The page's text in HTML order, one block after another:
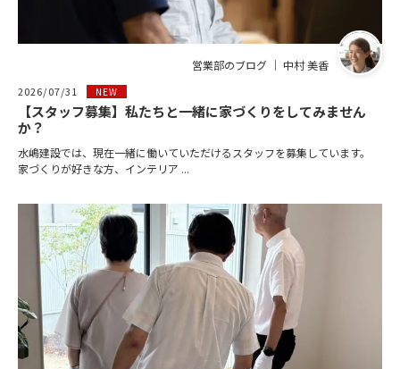
営業部のブログ ｜ 中村 美香
2026/07/31 NEW
【スタッフ募集】私たちと一緒に家づくりをしてみません
か？
水嶋建設では、現在一緒に働いていただけるスタッフを募集しています。
家づくりが好きな方、インテリア ...